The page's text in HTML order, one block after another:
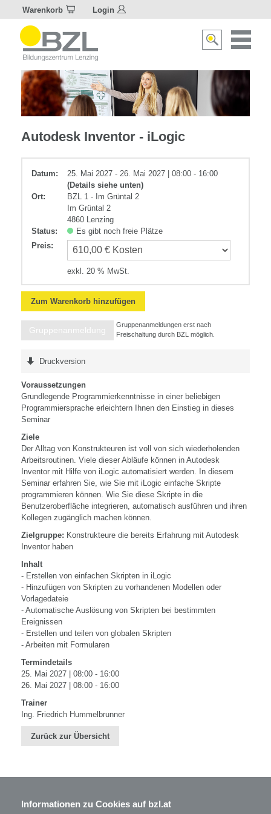
Warenkorb Login
Suche
Metall
Autodesk Inventor - iLogic
Datum:
25. Mai 2027 - 26. Mai 2027 | 08:00 - 16:00
(Details siehe unten)
Ort:
BZL 1 - Im Grüntal 2
Im Grüntal 2
4860 Lenzing
Status:
Es gibt noch freie Plätze
Preis:
exkl. 20 % MwSt.
Zum Warenkorb hinzufügen
Gruppenanmeldung
Gruppenanmeldungen erst nach
Freischaltung durch BZL möglich.
Druckversion
Voraussetzungen
Grundlegende Programmierkenntnisse in einer beliebigen
Programmiersprache erleichtern Ihnen den Einstieg in dieses
Seminar
Ziele
Der Alltag von Konstrukteuren ist voll von sich wiederholenden
Arbeitsroutinen. Viele dieser Abläufe können in Autodesk
Inventor mit Hilfe von iLogic automatisiert werden. In diesem
Seminar erfahren Sie, wie Sie mit iLogic einfache Skripte
programmieren können. Wie Sie diese Skripte in die
Benutzeroberfläche integrieren, automatisch ausführen und ihren
Kollegen zugänglich machen können.
Zielgruppe: Konstrukteure die bereits Erfahrung mit Autodesk
Inventor haben
Inhalt
- Erstellen von einfachen Skripten in iLogic
- Hinzufügen von Skripten zu vorhandenen Modellen oder
Vorlagedateie
- Automatische Auslösung von Skripten bei bestimmten
Ereignissen
- Erstellen und teilen von globalen Skripten
- Arbeiten mit Formularen
Termindetails
25. Mai 2027 | 08:00 - 16:00
26. Mai 2027 | 08:00 - 16:00
Trainer
Ing. Friedrich Hummelbrunner
Zurück zur Übersicht
BZL - Bildungszentrum Lenzing GmbH
Informationen zu Cookies auf bzl.at